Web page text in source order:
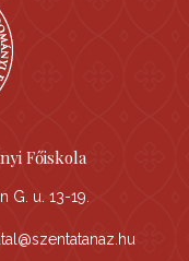
Főiskola
G. u. 13-19.